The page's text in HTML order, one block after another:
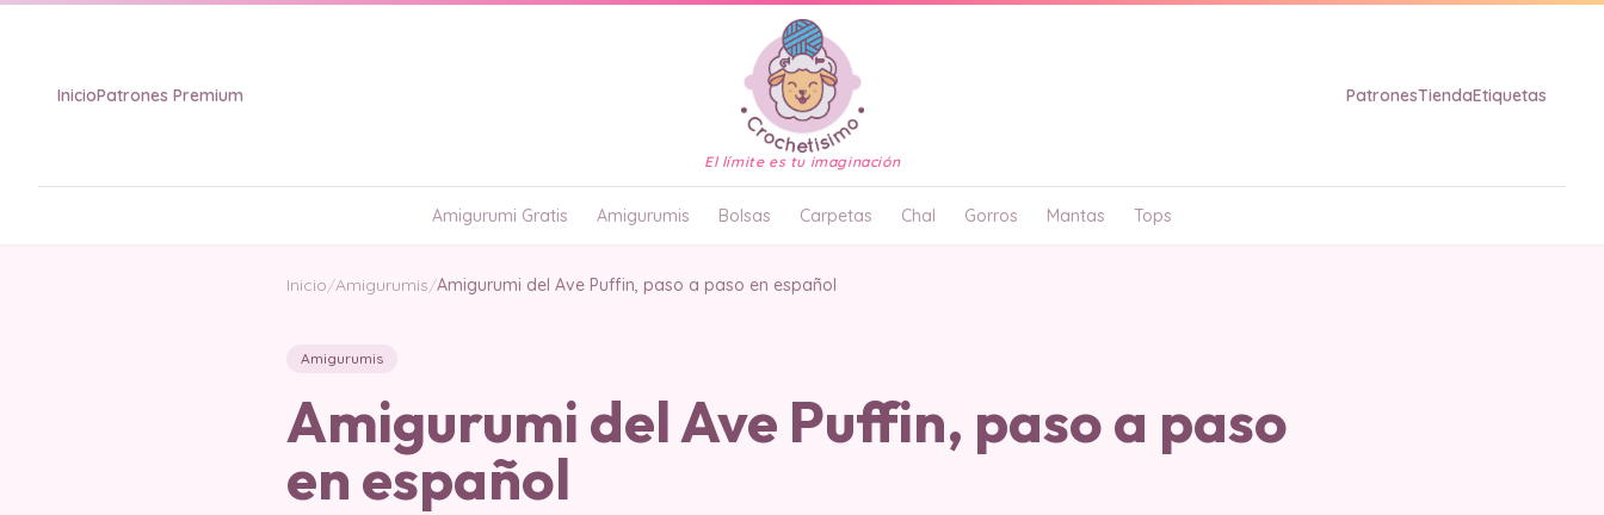
InicioPatrones Premium
El límite es tu imaginación
PatronesTiendaEtiquetas
Amigurumi Gratis Amigurumis Bolsas Carpetas Chal Gorros Mantas Tops
Inicio/Amigurumis/Amigurumi del Ave Puffin, paso a paso en español
Amigurumis
Amigurumi del Ave Puffin, paso a paso
en español